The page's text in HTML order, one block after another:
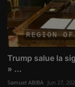
Trump salue la
» ...
Samuel ABIBA Jun 27,